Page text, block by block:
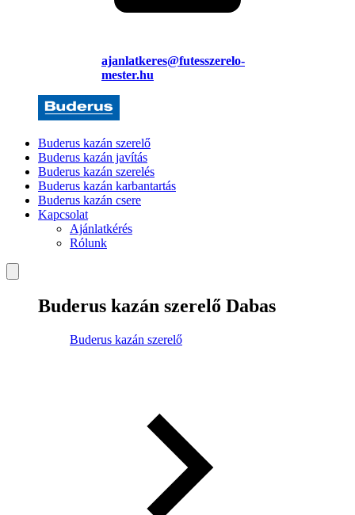
ajanlatkeres@futesszerelo-
mester.hu
Buderus kazán szerelő
Buderus kazán javítás
Buderus kazán szerelés
Buderus kazán karbantartás
Buderus kazán csere
Kapcsolat
Ajánlatkérés
Rólunk
Buderus kazán szerelő Dabas
Buderus kazán szerelő